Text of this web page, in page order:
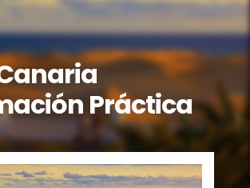
Práctica